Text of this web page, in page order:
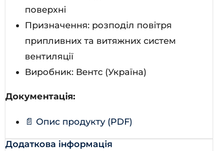
поверхні
Призначення: розподіл повітря
припливних та витяжних систем
вентиляції
Виробник: Вентс (Україна)
Документація:
📄 Опис продукту (PDF)
Додаткова інформація